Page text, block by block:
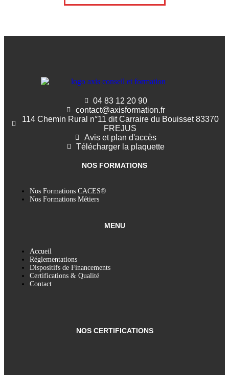
04 83 12 20 90
contact@axisformation.fr
114 Chemin Rural n°11 dit Carraire du Bouisset 83370
FREJUS
Avis et plan d'accès
Télécharger la plaquette
NOS FORMATIONS
Nos Formations CACES®
Nos Formations Métiers
MENU
Accueil
Réglementations
Dispositifs de Financements
Certifications & Qualité
Contact
NOS CERTIFICATIONS